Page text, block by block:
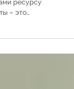
ресурсу
– это